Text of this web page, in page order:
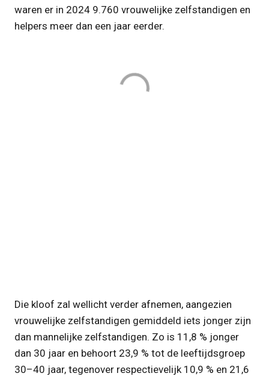
waren er in 2024 9.760 vrouwelijke zelfstandigen en
helpers meer dan een jaar eerder.
Die kloof zal wellicht verder afnemen, aangezien
vrouwelijke zelfstandigen gemiddeld iets jonger zijn
dan mannelijke zelfstandigen. Zo is 11,8 % jonger
dan 30 jaar en behoort 23,9 % tot de leeftijdsgroep
30–40 jaar, tegenover respectievelijk 10,9 % en 21,6